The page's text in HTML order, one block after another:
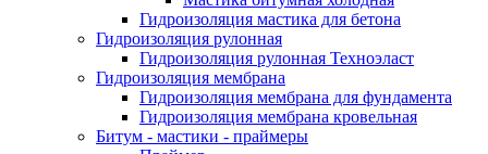
Гидроизоляция мастика для бетона
Гидроизоляция рулонная
Гидроизоляция рулонная Техноэласт
Гидроизоляция мембрана
Гидроизоляция мембрана для фундамента
Гидроизоляция мембрана кровельная
Битум - мастики - праймеры